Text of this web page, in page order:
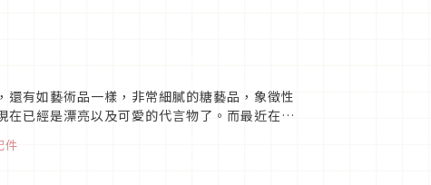
有如藝術品一樣，非常細膩的糖藝品，象徵性
已經是漂亮以及可愛的代言物了。而最近在日
件